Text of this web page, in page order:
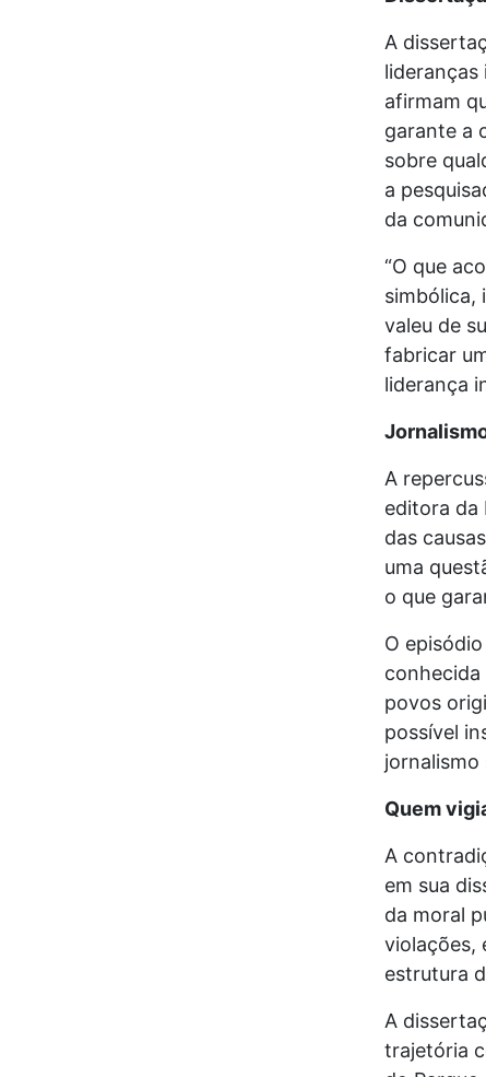
A
lideranças
afirmam
garante a
sobre
a
da
“O que
simbólica,
valeu de
fabricar
liderança
A
editora da
das
uma
o que
O
povos
possível
jornalismo
Quem
A
em sua
da moral
violações,
estrutura
A
trajetória